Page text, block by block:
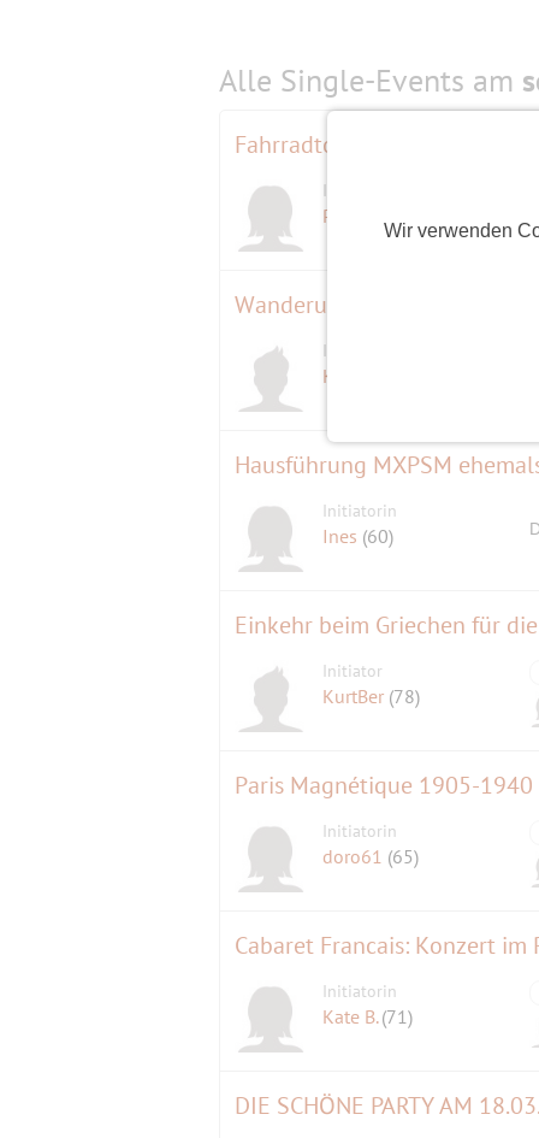
Wir verwenden
Alle Single-Events am
Fahrradtour durch Potsdam
Initiatorin
Peti999
Initiator
KurtBer
Hausführung MXPSM
Initiatorin
Ines (60)
Einkehr beim Griechen für
Initiator
KurtBer (78)
Paris Magnétique 1905-1940
Initiatorin
doro61 (65)
Cabaret Francais: Konzert
Initiatorin
Kate B.(71)
DIE SCHÖNE PARTY AM